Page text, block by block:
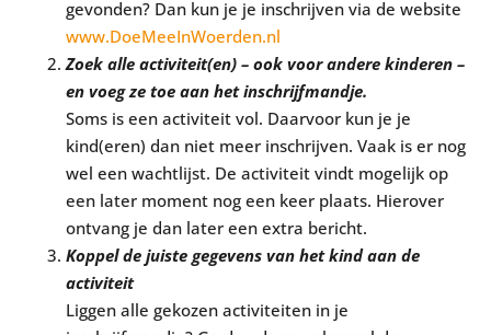
gevonden? Dan kun je je inschrijven via de website
www.DoeMeeInWoerden.nl
Zoek alle activiteit(en) – ook voor andere kinderen –
en voeg ze toe aan het inschrijfmandje.
Soms is een activiteit vol. Daarvoor kun je je
kind(eren) dan niet meer inschrijven. Vaak is er nog
wel een wachtlijst. De activiteit vindt mogelijk op
een later moment nog een keer plaats. Hierover
ontvang je dan later een extra bericht.
Koppel de juiste gegevens van het kind aan de
activiteit
Liggen alle gekozen activiteiten in je